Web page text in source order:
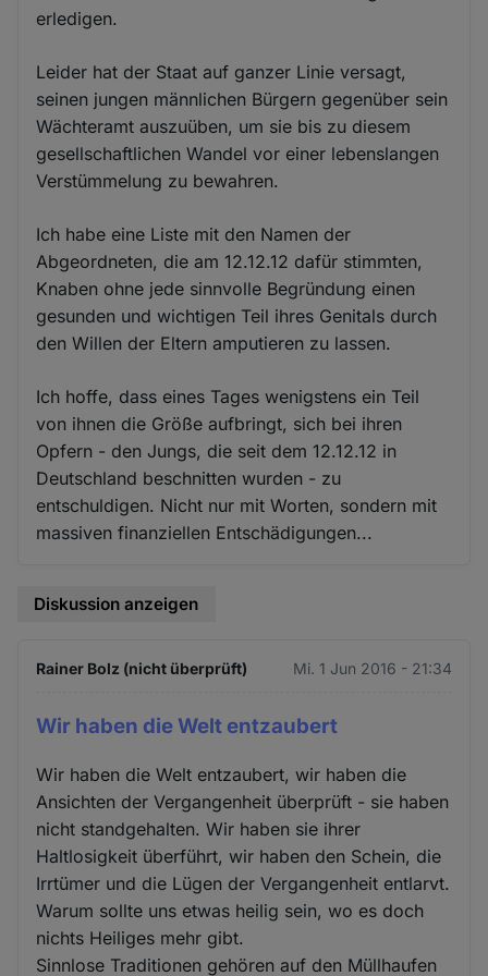
erledigen.
Leider hat der Staat auf ganzer Linie versagt,
seinen jungen männlichen Bürgern gegenüber sein
Wächteramt auszuüben, um sie bis zu diesem
gesellschaftlichen Wandel vor einer lebenslangen
Verstümmelung zu bewahren.
Ich habe eine Liste mit den Namen der
Abgeordneten, die am 12.12.12 dafür stimmten,
Knaben ohne jede sinnvolle Begründung einen
gesunden und wichtigen Teil ihres Genitals durch
den Willen der Eltern amputieren zu lassen.
Ich hoffe, dass eines Tages wenigstens ein Teil
von ihnen die Größe aufbringt, sich bei ihren
Opfern - den Jungs, die seit dem 12.12.12 in
Deutschland beschnitten wurden - zu
entschuldigen. Nicht nur mit Worten, sondern mit
massiven finanziellen Entschädigungen...
Diskussion anzeigen
Rainer Bolz (nicht überprüft) Mi. 1 Jun 2016 - 21:34
Wir haben die Welt entzaubert
Wir haben die Welt entzaubert, wir haben die
Ansichten der Vergangenheit überprüft - sie haben
nicht standgehalten. Wir haben sie ihrer
Haltlosigkeit überführt, wir haben den Schein, die
Irrtümer und die Lügen der Vergangenheit entlarvt.
Warum sollte uns etwas heilig sein, wo es doch
nichts Heiliges mehr gibt.
Sinnlose Traditionen gehören auf den Müllhaufen